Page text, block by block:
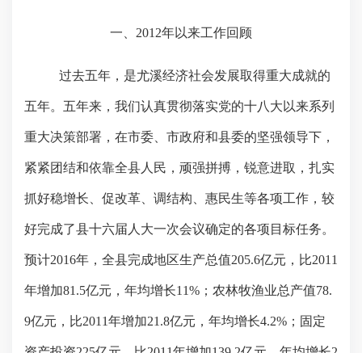
一、 2012年以来工作回顾
过去五年，是尤溪经济社会发展取得重大成就的
五年。五年来，我们认真贯彻落实党的十八大以来系列
重大决策部署，在市委、市政府和县委的坚强领导下，
紧紧团结和依靠全县人民，顽强拼搏，锐意进取，扎实
抓好稳增长、促改革、调结构、惠民生等各项工作，较
好完成了县十六届人大一次会议确定的各项目标任务。
预计2016年，全县完成地区生产总值205.6亿元，比2011
年增加81.5亿元，年均增长11% ；农林牧渔业总产值78.
9亿元，比2011年增加21.8亿元，年均增长4.2% ；固定